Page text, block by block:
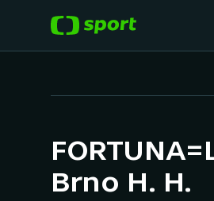
Hokej
Tenis
Brno H. H.